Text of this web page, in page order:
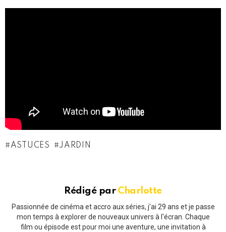
ASTUCES JARDIN
Rédigé par Charlotte
Passionnée de cinéma et accro aux séries, j'ai 29 ans et je passe
mon temps à explorer de nouveaux univers à l'écran. Chaque
film ou épisode est pour moi une aventure, une invitation à